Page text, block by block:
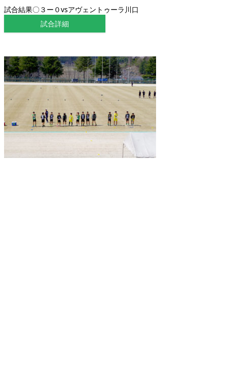
試合結果〇３ー０vsアヴェントゥーラ川口
試合詳細